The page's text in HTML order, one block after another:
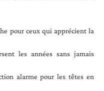
pour ceux qui apprécient la
les années sans jamais
alarme pour les têtes en